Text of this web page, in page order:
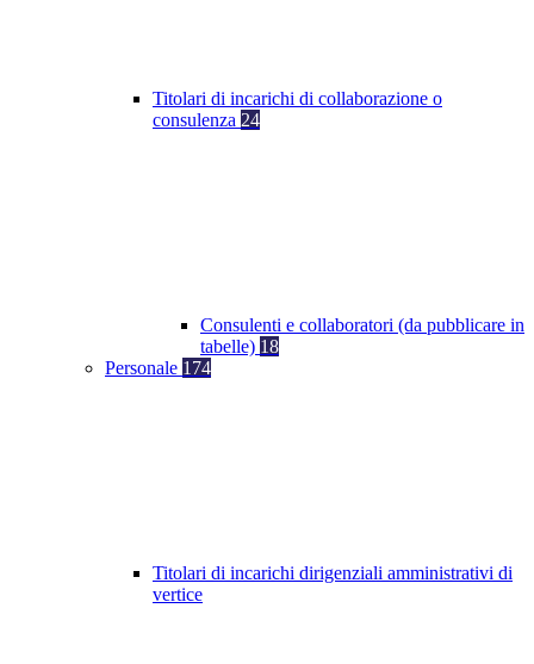
Titolari di incarichi di collaborazione o
consulenza 24
Consulenti e collaboratori (da pubblicare in
tabelle) 18
Personale 174
Titolari di incarichi dirigenziali amministrativi di
vertice